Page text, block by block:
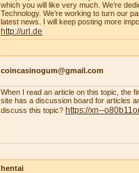
which you will like very much. We’re
Technology. We’re working to turn our
latest news. I will keep posting more
http://url.de
coincasinogum@gmail.com
When I read an article on this topic, the
site has a discussion board for articles
discuss this topic? https://xn--
hentai